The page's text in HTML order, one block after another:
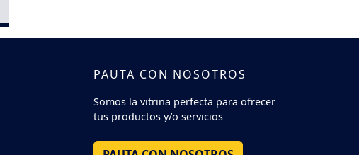
PAUTA CON NOSOTROS
Somos la vitrina perfecta para ofrecer
tus productos y/o servicios